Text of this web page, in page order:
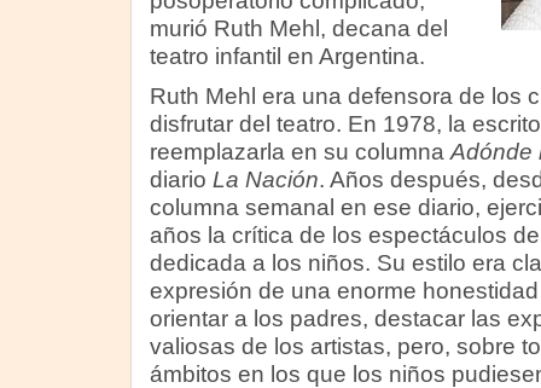
murió Ruth Mehl, decana del
teatro infantil en Argentina.
Ruth Mehl era una defensora de los
disfrutar del teatro. En 1978, la
reemplazarla en su columna Adónde
diario La Nación. Años después,
columna semanal en ese diario,
años la crítica de los espectáculos
dedicada a los niños. Su estilo era
expresión de una enorme
orientar a los padres, destacar las
valiosas de los artistas, pero, sobre
ámbitos en los que los niños